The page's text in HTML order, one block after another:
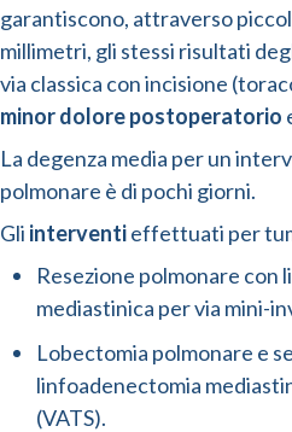
garantiscono, attraverso
millimetri, gli stessi risultati
via classica con incisione
minor dolore postoperatorio
La degenza media per un
polmonare è di pochi giorni.
Gli interventieffettuati per
Resezione polmonare con
mediastinica per via mini-
Lobectomia polmonare e
linfoadenectomia
(VATS).